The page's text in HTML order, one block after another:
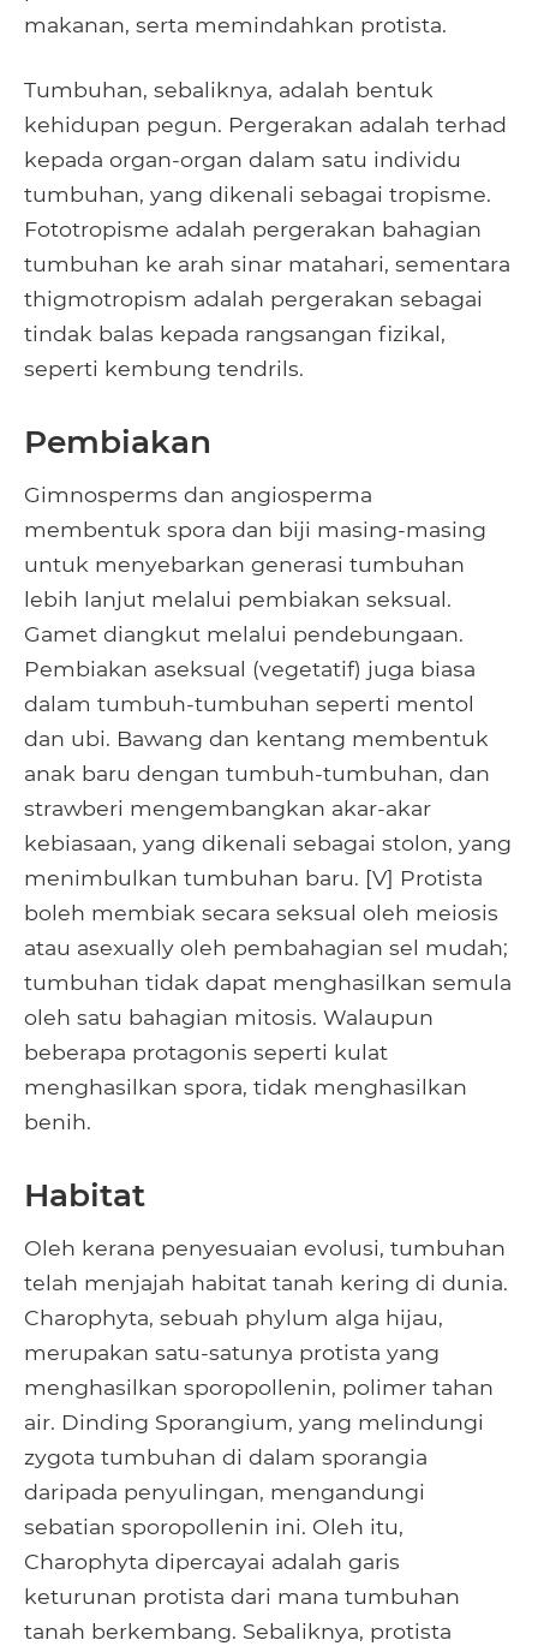
makanan, serta memindahkan protista.
Tumbuhan, sebaliknya, adalah bentuk
kehidupan pegun. Pergerakan adalah terhad
kepada organ-organ dalam satu individu
tumbuhan, yang dikenali sebagai tropisme.
Fototropisme adalah pergerakan bahagian
tumbuhan ke arah sinar matahari, sementara
thigmotropism adalah pergerakan sebagai
tindak balas kepada rangsangan fizikal,
seperti kembung tendrils.
Pembiakan
Gimnosperms dan angiosperma
membentuk spora dan biji masing-masing
untuk menyebarkan generasi tumbuhan
lebih lanjut melalui pembiakan seksual.
Gamet diangkut melalui pendebungaan.
Pembiakan aseksual (vegetatif) juga biasa
dalam tumbuh-tumbuhan seperti mentol
dan ubi. Bawang dan kentang membentuk
anak baru dengan tumbuh-tumbuhan, dan
strawberi mengembangkan akar-akar
kebiasaan, yang dikenali sebagai stolon, yang
menimbulkan tumbuhan baru. [V] Protista
boleh membiak secara seksual oleh meiosis
atau asexually oleh pembahagian sel mudah;
tumbuhan tidak dapat menghasilkan semula
oleh satu bahagian mitosis. Walaupun
beberapa protagonis seperti kulat
menghasilkan spora, tidak menghasilkan
benih.
Habitat
Oleh kerana penyesuaian evolusi, tumbuhan
telah menjajah habitat tanah kering di dunia.
Charophyta, sebuah phylum alga hijau,
merupakan satu-satunya protista yang
menghasilkan sporopollenin, polimer tahan
air. Dinding Sporangium, yang melindungi
zygota tumbuhan di dalam sporangia
daripada penyulingan, mengandungi
sebatian sporopollenin ini. Oleh itu,
Charophyta dipercayai adalah garis
keturunan protista dari mana tumbuhan
tanah berkembang. Sebaliknya, protista